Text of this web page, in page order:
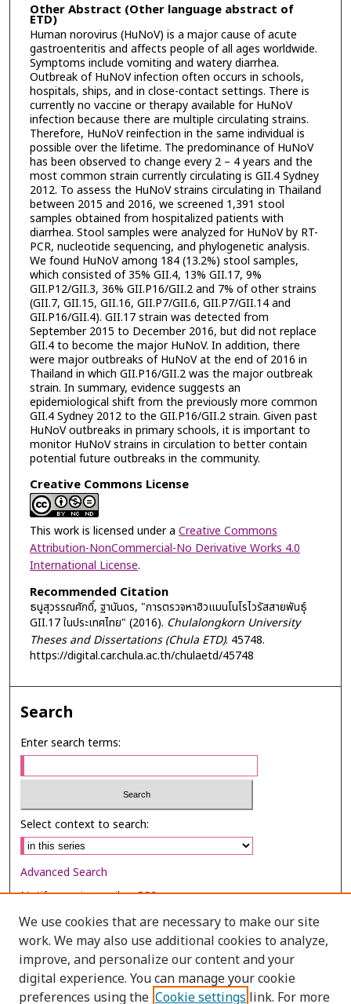
Other Abstract (Other language abstract of
ETD)
Human norovirus (HuNoV) is a major cause of acute
gastroenteritis and affects people of all ages worldwide.
Symptoms include vomiting and watery diarrhea.
Outbreak of HuNoV infection often occurs in schools,
hospitals, ships, and in close-contact settings. There is
currently no vaccine or therapy available for HuNoV
infection because there are multiple circulating strains.
Therefore, HuNoV reinfection in the same individual is
possible over the lifetime. The predominance of HuNoV
has been observed to change every 2 – 4 years and the
most common strain currently circulating is GII.4 Sydney
2012. To assess the HuNoV strains circulating in Thailand
between 2015 and 2016, we screened 1,391 stool
samples obtained from hospitalized patients with
diarrhea. Stool samples were analyzed for HuNoV by RT-
PCR, nucleotide sequencing, and phylogenetic analysis.
We found HuNoV among 184 (13.2%) stool samples,
which consisted of 35% GII.4, 13% GII.17, 9%
GII.P12/GII.3, 36% GII.P16/GII.2 and 7% of other strains
(GII.7, GII.15, GII.16, GII.P7/GII.6, GII.P7/GII.14 and
GII.P16/GII.4). GII.17 strain was detected from
September 2015 to December 2016, but did not replace
GII.4 to become the major HuNoV. In addition, there
were major outbreaks of HuNoV at the end of 2016 in
Thailand in which GII.P16/GII.2 was the major outbreak
strain. In summary, evidence suggests an
epidemiological shift from the previously more common
GII.4 Sydney 2012 to the GII.P16/GII.2 strain. Given past
HuNoV outbreaks in primary schools, it is important to
monitor HuNoV strains in circulation to better contain
potential future outbreaks in the community.
Creative Commons License
This work is licensed under a Creative Commons
Attribution-NonCommercial-No Derivative Works 4.0
International License.
Recommended Citation
ธนูสุวรรณศักดิ์, ฐานันดร, "การตรวจหาฮิวแมนโนโรไวรัสสายพันธุ์
GII.17 ในประเทศไทย" (2016). Chulalongkorn University
Theses and Dissertations (Chula ETD). 45748.
https://digital.car.chula.ac.th/chulaetd/45748
Search
Enter search terms:
Select context to search:
Advanced Search
Notify me via email orRSS
Browse
Collections
Disciplines
We use cookies that are necessary to make our site
work. We may also use additional cookies to analyze,
improve, and personalize our content and your
digital experience. You can manage your cookie
preferences using the Cookie settings link. For more